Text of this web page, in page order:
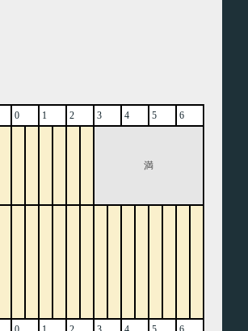
0 1 2 3 4 5 6
満